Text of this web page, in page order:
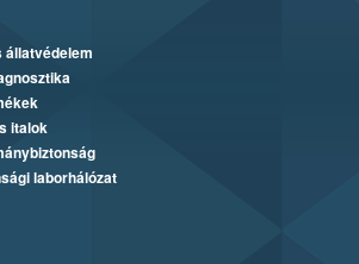
állatvédelem
italok
laborhálózat